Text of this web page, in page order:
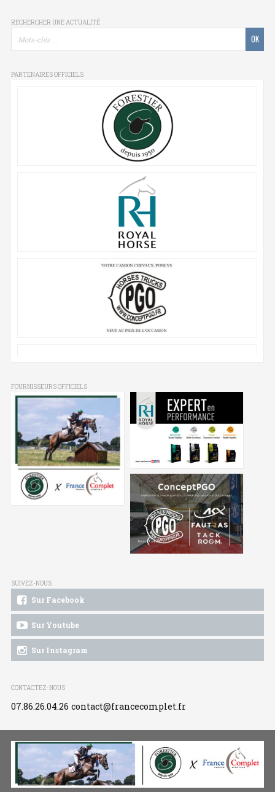
RECHERCHER UNE ACTUALITÉ
PARTENAIRES OFFICIELS
FOURNISSEURS OFFICIELS
SUIVEZ-NOUS
Sur Facebook
Sur Youtube
Sur Instagram
CONTACTEZ-NOUS
07.86.26.04.26 contact@francecomplet.fr